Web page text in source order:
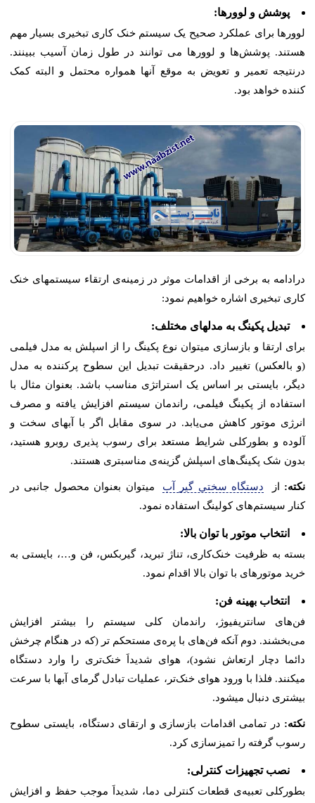
پوشش و لوورها:
لوورها برای عملکرد صحیح یک سیستم خنک کاری تبخیری بسیار مهم
هستند. پوشش‌ها و لوورها می توانند در طول زمان آسیب ببینند.
درنتیجه تعمیر و تعویض به موقع آنها همواره محتمل و البته کمک
کننده خواهد بود.
درادامه به برخی از اقدامات موثر در زمینه‌ی ارتقاء سیستمهای خنک
کاری تبخیری اشاره خواهیم نمود:
تبدیل پکینگ به مدلهای مختلف:
برای ارتقا و بازسازی میتوان نوع پکینگ را از اسپلش به مدل فیلمی
(و بالعکس) تغییر داد. درحقیقت تبدیل این سطوح پرکننده به مدل
دیگر، بایستی بر اساس یک استراتژی مناسب باشد. بعنوان مثال با
استفاده از پکینگ فیلمی، راندمان سیستم افزایش یافته و مصرف
انرژی موتور کاهش می‌یابد. در سوی مقابل اگر با آبهای سخت و
آلوده و بطورکلی شرایط مستعد برای رسوب پذیری روبرو هستید،
بدون شک پکینگ‌های اسپلش گزینه‌ی مناسبتری هستند.
نکته: از دستگاه سختی گیر آب
میتوان بعنوان محصول جانبی در
کنار سیستم‌های کولینگ استفاده نمود.
انتخاب موتور با توان بالا:
بسته به ظرفیت خنک‌کاری، تناژ تبرید، گیربکس، فن و…، بایستی به
خرید موتورهای با توان بالا اقدام نمود.
انتخاب بهینه فن:
فن‌های سانتریفیوژ، راندمان کلی سیستم را بیشتر افزایش
می‌بخشند. دوم آنکه فن‌های با پره‌ی مستحکم تر (که در هنگام چرخش
دائما دچار ارتعاش نشود)، هوای شدیداَ خنک‌تری را وارد دستگاه
میکنند. فلذا با ورود هوای خنک‌تر، عملیات تبادل گرمای آبها با سرعت
بیشتری دنبال میشود.
نکته: در تمامی اقدامات بازسازی و ارتقای دستگاه، بایستی سطوح
رسوب گرفته را تمیزسازی کرد.
نصب تجهیزات کنترلی:
بطورکلی تعبیه‌ی قطعات کنترلی دما، شدیداَ موجب حفظ و افزایش